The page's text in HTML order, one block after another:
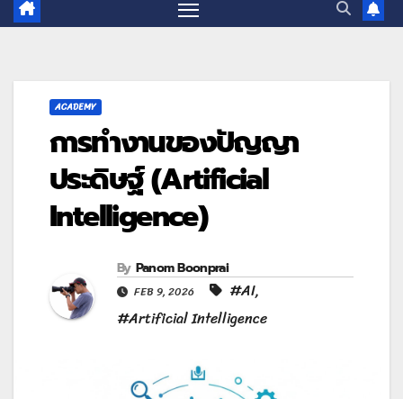
ACADEMY
การทำงานของปัญญา
ประดิษฐ์ (Artificial
Intelligence)
By Panom Boonprai
FEB 9, 2026 #AI,
#Artificial Intelligence